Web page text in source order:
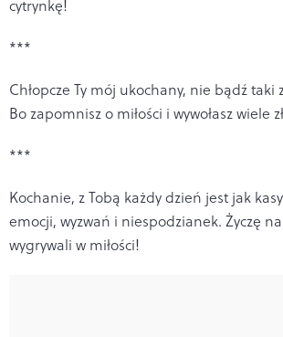
cytrynkę!
***
Chłopcze Ty mój ukochany, nie bądź taki
Bo zapomnisz o miłości i wywołasz wiele
***
Kochanie, z Tobą każdy dzień jest jak
emocji, wyzwań i niespodzianek. Życzę
wygrywali w miłości!